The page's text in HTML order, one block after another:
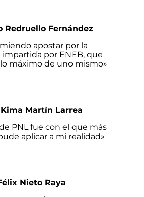
Redruello Fernández
apostar por la
por ENEB, que
máximo de uno mismo»
Martín Larrea
PNL fue con el que más
aplicar a mi realidad»
Nieto Raya